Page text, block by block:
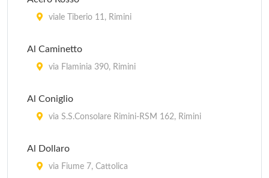
viale Tiberio 11, Rimini
Al Caminetto
via Flaminia 390, Rimini
Al Coniglio
via S.S.Consolare Rimini-RSM 162, Rimini
Al Dollaro
via Fiume 7, Cattolica